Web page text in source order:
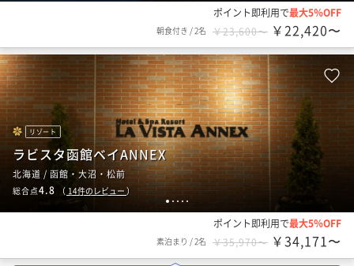
ポイント即利用で最大5％OFF
朝食付き /2名 ￥23,600〜 ￥22,420〜
1 2 3 4 5
リゾート
ラビスタ函館ベイANNEX
北海道 / 函館・大沼・松前
総合点4.8 （ 14件のレビュー）
ポイント即利用で最大5％OFF
素泊まり /2名 ￥35,970〜 ￥34,171〜